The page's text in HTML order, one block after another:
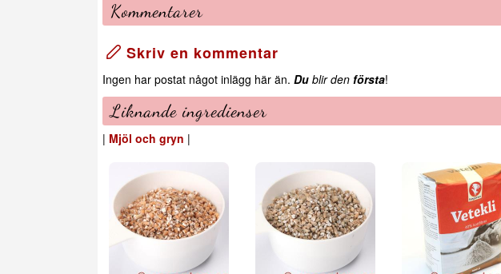
Kommentarer
Skriv en kommentar
Ingen har postat något inlägg här än. Du blir den första!
Liknande ingredienser
| Mjöl och gryn |